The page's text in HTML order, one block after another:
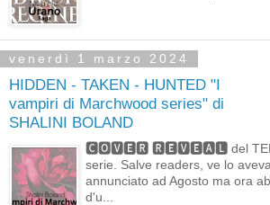
venerdì 1 marzo 2024
HIDDEN - TAKEN - HUNTED "I
vampiri di Marchwood series" di
SHALINI BOLAND
🅲🅾🆅🅴🆁 🆁🅴🆅🅴🅰🅻 del
serie. Salve readers, ve lo
annunciato ad Agosto ma ora
d'u...